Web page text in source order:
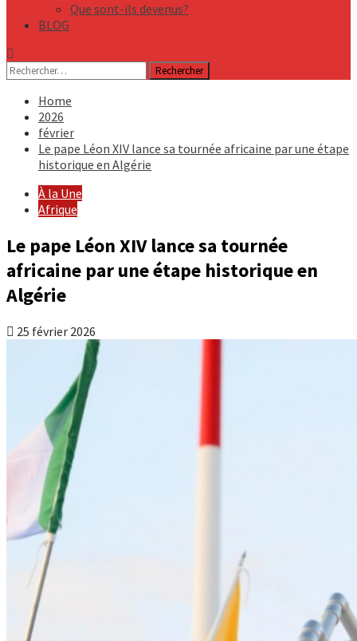
Que sont-ils devenus?
BLOG
Rechercher :
Home
2026
février
Le pape Léon XIV lance sa tournée africaine par une étape
historique en Algérie
À la Une
Afrique
Le pape Léon XIV lance sa tournée
africaine par une étape historique en
Algérie
25 février 2026